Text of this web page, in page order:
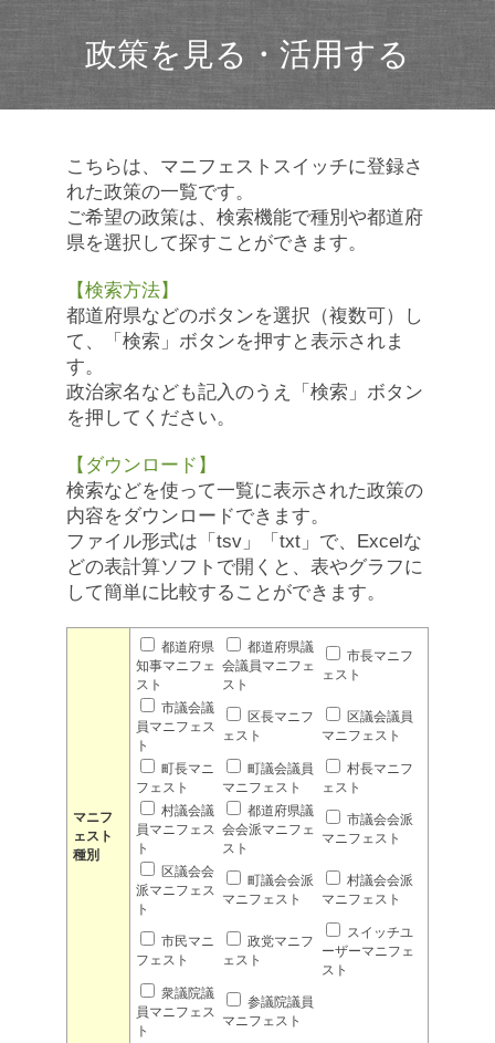
政策を見る・活用する
こちらは、マニフェストスイッチに登録さ
れた政策の一覧です。
ご希望の政策は、検索機能で種別や都道府
県を選択して探すことができます。
【検索方法】
都道府県などのボタンを選択（複数可）し
て、「検索」ボタンを押すと表示されま
す。
政治家名なども記入のうえ「検索」ボタン
を押してください。
【ダウンロード】
検索などを使って一覧に表示された政策の
内容をダウンロードできます。
ファイル形式は「tsv」「txt」で、Excelな
どの表計算ソフトで開くと、表やグラフに
して簡単に比較することができます。
マニフ
ェスト
種別
都道府県
知事マニフェ
スト
都道府県議
会議員マニフェ
スト
市長マニフ
ェスト
市議会議
員マニフェス
ト
区長マニフ
ェスト
区議会議員
マニフェスト
町長マニ
フェスト
町議会議員
マニフェスト
村長マニフ
ェスト
村議会議
員マニフェス
ト
都道府県議
会会派マニフェ
スト
市議会会派
マニフェスト
区議会会
派マニフェス
ト
町議会会派
マニフェスト
村議会会派
マニフェスト
市民マニ
フェスト
政党マニフ
ェスト
スイッチユ
ーザーマニフェ
スト
衆議院議
員マニフェス
ト
参議院議員
マニフェスト